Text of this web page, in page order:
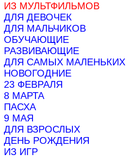
ИЗ МУЛЬТФИЛЬМОВ
ДЛЯ ДЕВОЧЕК
ДЛЯ МАЛЬЧИКОВ
ОБУЧАЮЩИЕ
РАЗВИВАЮЩИЕ
ДЛЯ САМЫХ МАЛЕНЬКИХ
НОВОГОДНИЕ
23 ФЕВРАЛЯ
8 МАРТА
ПАСХА
9 МАЯ
ДЛЯ ВЗРОСЛЫХ
ДЕНЬ РОЖДЕНИЯ
ИЗ ИГР